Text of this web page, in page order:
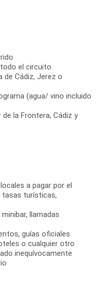
el circuito
de Cádiz, Jerez o
(agua/ vino incluido
la Frontera, Cádiz y
a pagar por el
turísticas,
llamadas
guías oficiales
o cualquier otro
inequívocamente